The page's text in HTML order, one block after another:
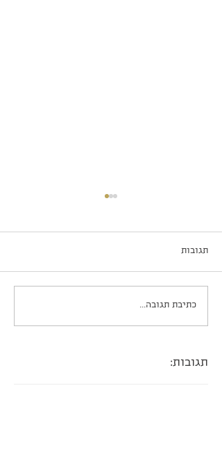
עוגת פאדג׳ שוקולדית
תגובות
כתיבת תגובה...
תגובות: